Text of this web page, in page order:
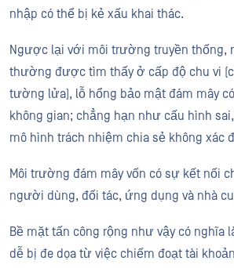
nhập có thể bị kẻ xấu khai thác.
Ngược lại với môi trường truyền thống,
thường được tìm thấy ở cấp độ chu vi
tường lửa), lỗ hổng bảo mật đám mây
không gian; chẳng hạn như cấu hình
mô hình trách nhiệm chia sẻ không xác
Môi trường đám mây vốn có sự kết nối
người dùng, đối tác, ứng dụng và nhà
Bề mặt tấn công rộng như vậy có nghĩa
dễ bị đe dọa từ việc chiếm đoạt tài